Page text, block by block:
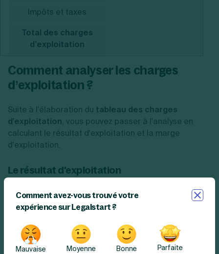
Impôts et taxes
Total des charges
d’exploitation
Comment analyser les charges
d’exploitation ?
Suite à l'élaboration du tableau des charges
d'exploitation, vous pouvez passer à l'analyse en
calculant le résultat d'exploitation et la marge
d'exploitation.
Le résultat d'exploitation
Tout d’abord, les charges d’exploitation permettent
de calculer lerésultat d’exploitation
calcul du résultat d’exploitation est le suivant :
Comment avez-vous trouvé votre
expérience sur Legalstart ?
Mauvaise Moyenne Bonne Parfaite